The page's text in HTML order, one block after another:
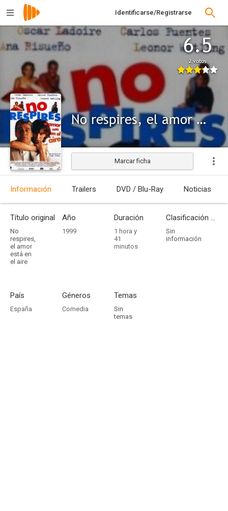
Identificarse/Registrarse
6.5
2 votos
No respires, el amor está en el aire
Marcar ficha
Información Trailers DVD / Blu-Ray Noticias
Título original
No
respires,
el amor
está en
el aire
Año
1999
Duración
1 hora y
41
minutos
Clasificación por edades
Sin
información
País
España
Géneros
Comedia
Temas
Sin
temas